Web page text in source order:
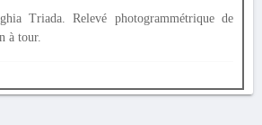
Triada. Relevé photogrammétrique de
à tour.